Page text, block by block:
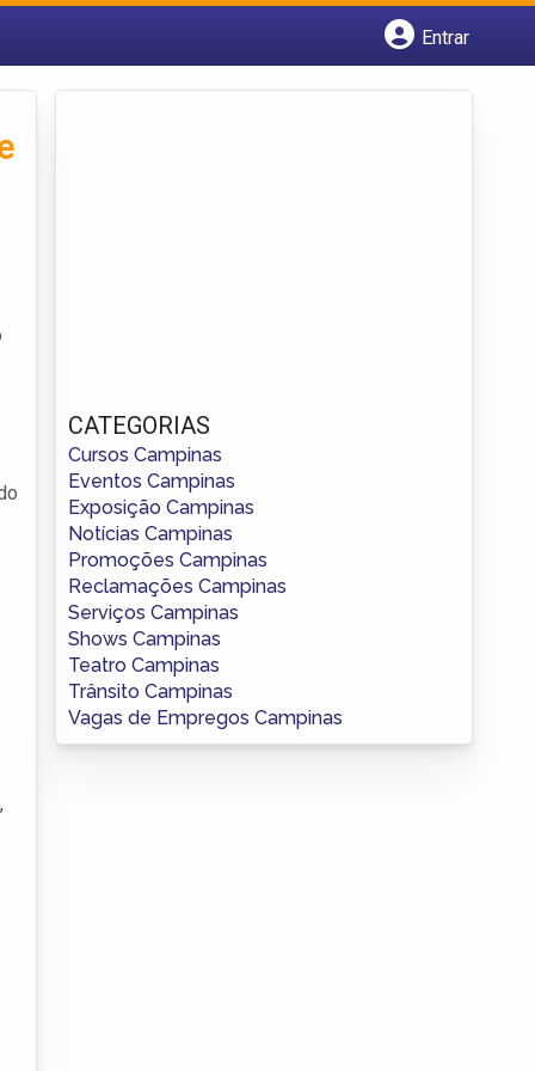
Entrar
CATEGORIAS
Cursos Campinas
Eventos Campinas
Exposição Campinas
Notícias Campinas
Promoções Campinas
Reclamações Campinas
Serviços Campinas
Shows Campinas
Teatro Campinas
Trânsito Campinas
Vagas de Empregos Campinas